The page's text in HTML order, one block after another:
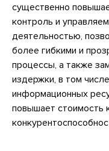
существенно
контроль и
деятельностью,
более гибкими и
процессы, а также
издержки, в том
информационных
повышает стоимость